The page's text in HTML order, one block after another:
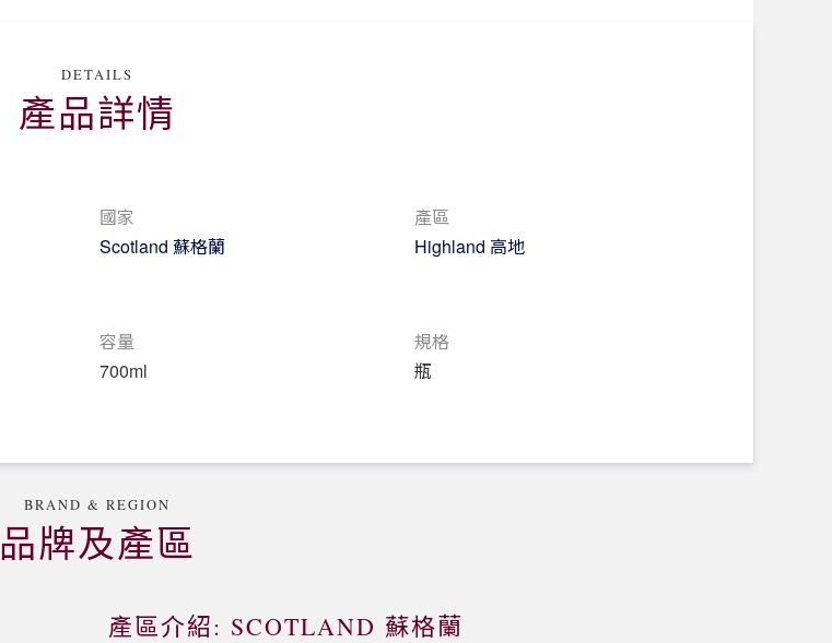
DETAILS
產品詳情
國家
Scotland 蘇格蘭
產區
Highland 高地
容量
700ml
規格
瓶
BRAND & REGION
品牌及產區
產區介紹: SCOTLAND 蘇格蘭